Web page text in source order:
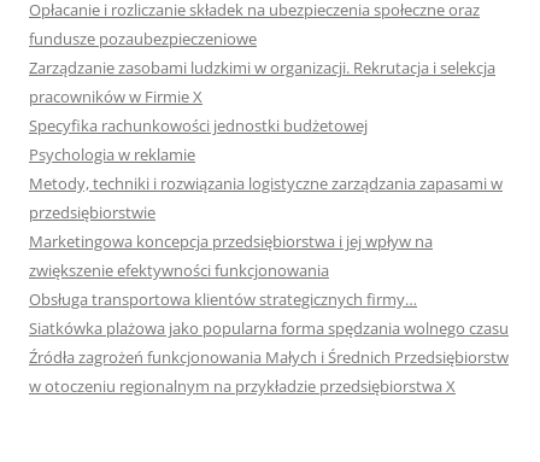
Opłacanie i rozliczanie składek na ubezpieczenia społeczne oraz
fundusze pozaubezpieczeniowe
Zarządzanie zasobami ludzkimi w organizacji. Rekrutacja i selekcja
pracowników w Firmie X
Specyfika rachunkowości jednostki budżetowej
Psychologia w reklamie
Metody, techniki i rozwiązania logistyczne zarządzania zapasami w
przedsiębiorstwie
Marketingowa koncepcja przedsiębiorstwa i jej wpływ na
zwiększenie efektywności funkcjonowania
Obsługa transportowa klientów strategicznych firmy…
Siatkówka plażowa jako popularna forma spędzania wolnego czasu
Źródła zagrożeń funkcjonowania Małych i Średnich Przedsiębiorstw
w otoczeniu regionalnym na przykładzie przedsiębiorstwa X